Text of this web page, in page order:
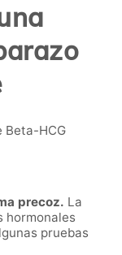
Beta-HCG
precoz. La
hormonales
pruebas